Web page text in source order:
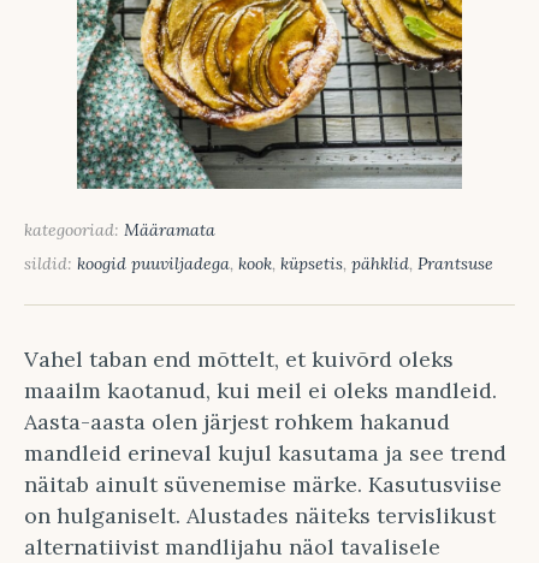
kategooriad: Määramata
sildid: koogid puuviljadega, kook, küpsetis, pähklid, Prantsuse
Vahel taban end mõttelt, et kuivõrd oleks
maailm kaotanud, kui meil ei oleks mandleid.
Aasta-aasta olen järjest rohkem hakanud
mandleid erineval kujul kasutama ja see trend
näitab ainult süvenemise märke. Kasutusviise
on hulganiselt. Alustades näiteks tervislikust
alternatiivist mandlijahu näol tavalisele